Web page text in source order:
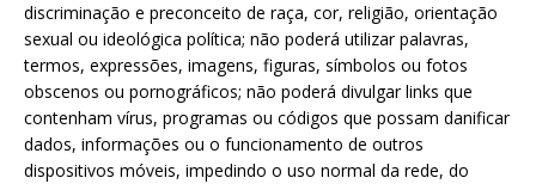
discriminação e preconceito de raça, cor, religião, orientação
sexual ou ideológica política; não poderá utilizar palavras,
termos, expressões, imagens, figuras, símbolos ou fotos
obscenos ou pornográficos; não poderá divulgar links que
contenham vírus, programas ou códigos que possam danificar
dados, informações ou o funcionamento de outros
dispositivos móveis, impedindo o uso normal da rede, do